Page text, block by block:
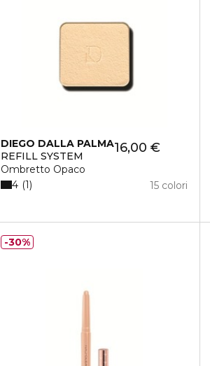
DIEGO DALLA PALMA
REFILL SYSTEM
Ombretto Opaco
16,00 €
15 colori
4 1
30%